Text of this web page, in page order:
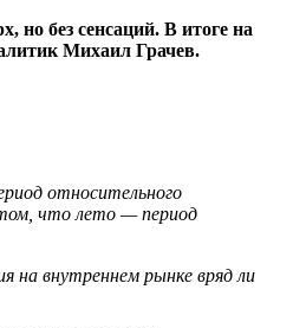
но без сенсаций. В итоге на
Михаил Грачев.
относительного
том, что лето — период
на внутреннем рынке вряд ли